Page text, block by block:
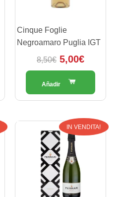
Cinque Foglie
Negroamaro Puglia IGT
8,50€ 5,00€
IN VENDITA!
Il
prezzo
originale
era:
30,00€.
Il